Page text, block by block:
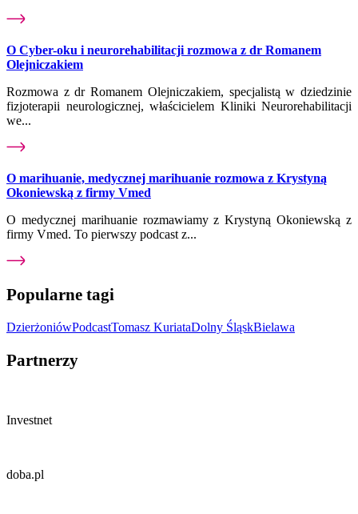
O Cyber-oku i neurorehabilitacji rozmowa z dr Romanem
Olejniczakiem
Rozmowa z dr Romanem Olejniczakiem, specjalistą w dziedzinie
fizjoterapii neurologicznej, właścicielem Kliniki Neurorehabilitacji
we...
O marihuanie, medycznej marihuanie rozmowa z Krystyną
Okoniewską z firmy Vmed
O medycznej marihuanie rozmawiamy z Krystyną Okoniewską z
firmy Vmed. To pierwszy podcast z...
Popularne tagi
DzierżoniówPodcastTomasz KuriataDolny ŚląskBielawa
Partnerzy
Investnet
doba.pl